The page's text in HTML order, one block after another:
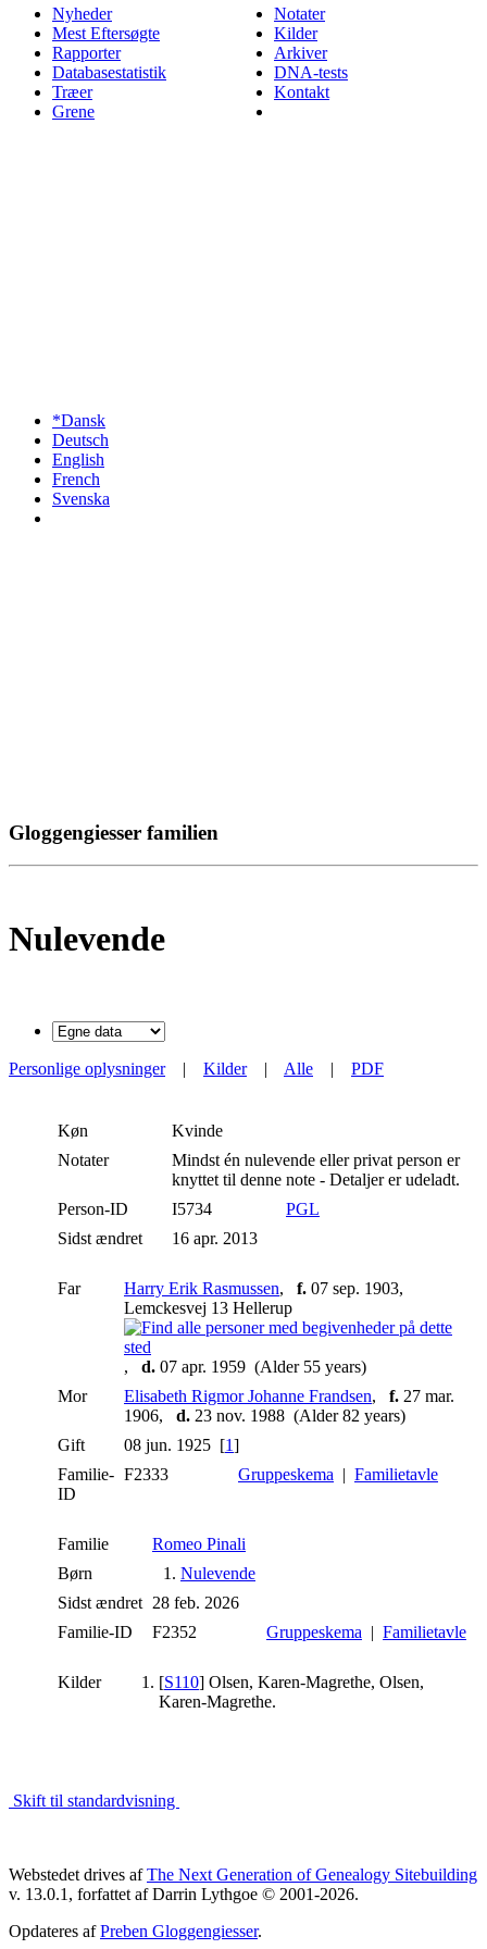
Nyheder
Mest Eftersøgte
Rapporter
Databasestatistik
Træer
Grene
Notater
Kilder
Arkiver
DNA-tests
Kontakt
*Dansk
Deutsch
English
French
Svenska
Gloggengiesser familien
Nulevende
Personlige oplysninger| Kilder| Alle | PDF
Køn
Kvinde
Notater
Mindst én nulevende eller privat person er
knyttet til denne note - Detaljer er udeladt.
Person-ID
I5734
PGL
Sidst ændret
16 apr. 2013
Far Harry Erik Rasmussen, f. 07 sep. 1903,
Lemckesvej 13 Hellerup
, d. 07 apr. 1959 (Alder 55 years)
Mor
Elisabeth Rigmor Johanne Frandsen, f. 27 mar.
1906, d. 23 nov. 1988 (Alder 82 years)
Gift
08 jun. 1925 [1]
Familie-
ID
F2333 Gruppeskema | Familietavle
Familie
Romeo Pinali
Børn
1. Nulevende
Sidst ændret 28 feb. 2026
Familie-ID
F2352 Gruppeskema | Familietavle
Kilder [S110] Olsen, Karen-Magrethe, Olsen,
Karen-Magrethe.
Skift til standardvisning
Webstedet drives afThe Next Generation of Genealogy Sitebuilding
v. 13.0.1, forfattet af Darrin Lythgoe © 2001-2026.
Opdateres afPreben Gloggengiesser.